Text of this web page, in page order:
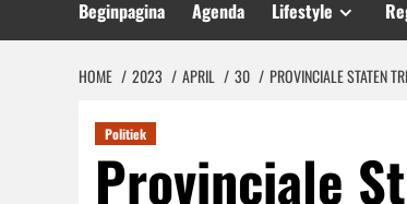
Beginpagina Agenda Lifestyle
HOME 2023 APRIL 30 PROVINCIALE STATEN
Politiek
Provinciale